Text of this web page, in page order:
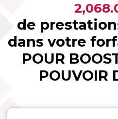
de
dans votre
POUR
POUVOIR